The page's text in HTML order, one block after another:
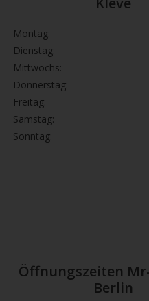
Hautkontakt.
mit langfristiger
Verpackung oder
von Kindern gelangen.
waschen.
trinken oder rauchen.
Sofort
Montag:
Dienstag:
Mittwochs:
Donnerstag:
Freitag:
Samstag:
Sonntag:
Öffnungszeiten
Berlin